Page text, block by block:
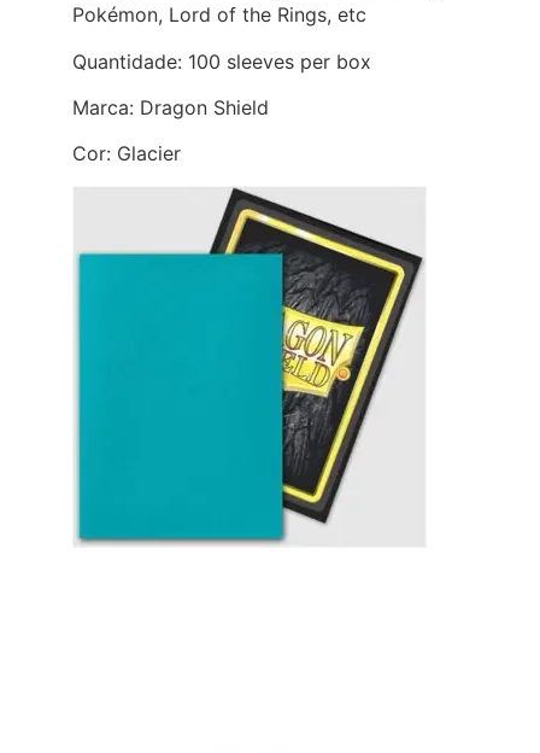
Pokémon, Lord of the Rings, etc
Quantidade: 100 sleeves per box
Marca: Dragon Shield
Cor: Glacier